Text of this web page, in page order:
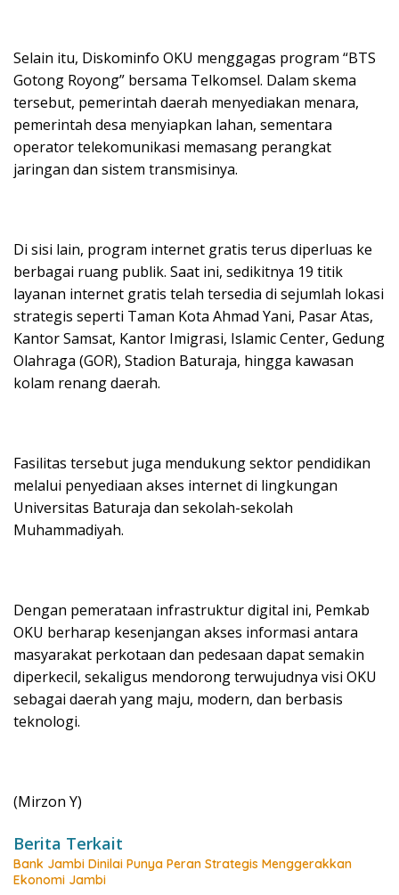
Selain itu, Diskominfo OKU menggagas program “BTS
Gotong Royong” bersama Telkomsel. Dalam skema
tersebut, pemerintah daerah menyediakan menara,
pemerintah desa menyiapkan lahan, sementara
operator telekomunikasi memasang perangkat
jaringan dan sistem transmisinya.
Di sisi lain, program internet gratis terus diperluas ke
berbagai ruang publik. Saat ini, sedikitnya 19 titik
layanan internet gratis telah tersedia di sejumlah lokasi
strategis seperti Taman Kota Ahmad Yani, Pasar Atas,
Kantor Samsat, Kantor Imigrasi, Islamic Center, Gedung
Olahraga (GOR), Stadion Baturaja, hingga kawasan
kolam renang daerah.
Fasilitas tersebut juga mendukung sektor pendidikan
melalui penyediaan akses internet di lingkungan
Universitas Baturaja dan sekolah-sekolah
Muhammadiyah.
Dengan pemerataan infrastruktur digital ini, Pemkab
OKU berharap kesenjangan akses informasi antara
masyarakat perkotaan dan pedesaan dapat semakin
diperkecil, sekaligus mendorong terwujudnya visi OKU
sebagai daerah yang maju, modern, dan berbasis
teknologi.
(Mirzon Y)
Berita Terkait
Bank Jambi Dinilai Punya Peran Strategis Menggerakkan
Ekonomi Jambi